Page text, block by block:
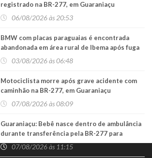
registrado na BR-277, em Guaraniaçu
06/08/2026 às 20:53
BMW com placas paraguaias é encontrada
abandonada em área rural de Ibema após fuga
da PRF03/08/2026 às 06:48
Motociclista morre após grave acidente com
caminhão na BR-277, em Guaraniaçu
07/08/2026 às 08:09
Guaraniaçu: Bebê nasce dentro de ambulância
durante transferência pela BR-277 para
Cascavel
07/08/2026 às 11:15